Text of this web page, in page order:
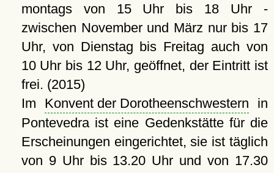
montags von 15 Uhr bis 18 Uhr -
zwischen November und März nur bis 17
Uhr, von Dienstag bis Freitag auch von
10 Uhr bis 12 Uhr, geöffnet, der Eintritt ist
frei. (2015)
Im Konvent der Dorotheenschwestern in
Pontevedra ist eine Gedenkstätte für die
Erscheinungen eingerichtet, sie ist täglich
von 9 Uhr bis 13.20 Uhr und von 17.30